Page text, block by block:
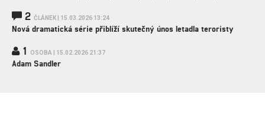
2 ČLÁNEK | 15.03.2026 13:24
Nová dramatická série přiblíží skutečný únos letadla teroristy
1 OSOBA | 15.02.2026 21:37
Adam Sandler